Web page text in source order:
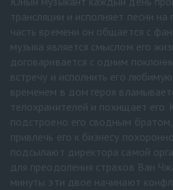
трансляции и исполняет песни на
часть времени он общается с
музыка является смыслом его
договаривается с одним
встречу и исполнить его
временем в дом героя
телохранителей и похищает его.
подстроено его сводным
привлечь его к бизнесу
подсылают директора самой
для преодоления страхов Ван
минуты эти двое начинают